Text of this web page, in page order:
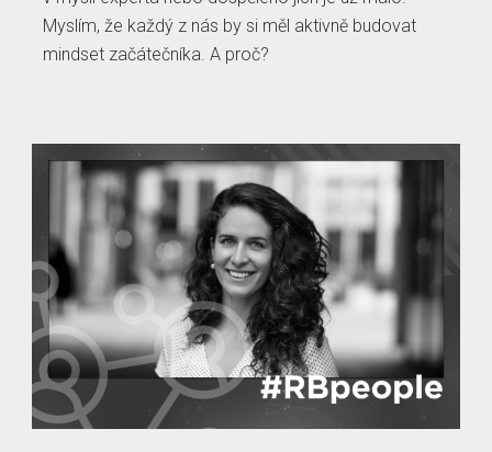
Myslím, že každý z nás by si měl aktivně budovat
mindset začátečníka. A proč?